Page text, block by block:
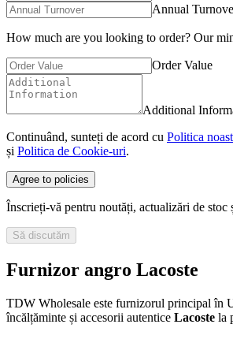
Annual
How much are you looking to order? Our
Order Value
Additional
Continuând, sunteți de acord cu Politica
și Politica de Cookie-uri.
Agree to policies
Înscrieți-vă pentru noutăți, actualizări de stoc
Să discutăm
Furnizor angro Lacoste
TDW Wholesale este furnizorul principal în
încălțăminte și accesorii autentice Lacoste la